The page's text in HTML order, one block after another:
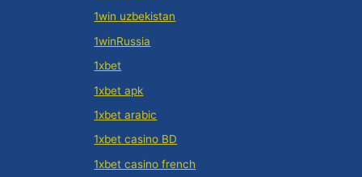
1win uzbekistan
1winRussia
1xbet
1xbet apk
1xbet arabic
1xbet casino BD
1xbet casino french